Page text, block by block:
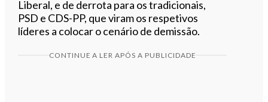
Liberal, e de derrota para os tradicionais,
PSD e CDS-PP, que viram os respetivos
líderes a colocar o cenário de demissão.
CONTINUE A LER APÓS A PUBLICIDADE